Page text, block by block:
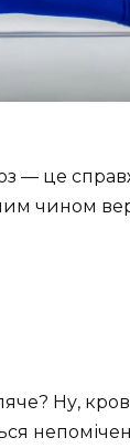
— це
чином
Ну, кров